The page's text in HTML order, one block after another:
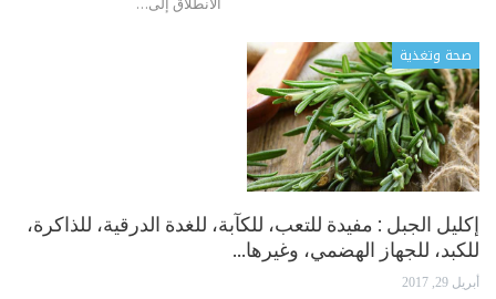
صحة وتغذية
إكليل الجبل : مفيدة للتعب، للكآبة، للغدة الدرقية، للذاكرة،
للكبد، للجهاز الهضمي، وغيرها…
أبريل 29, 2017